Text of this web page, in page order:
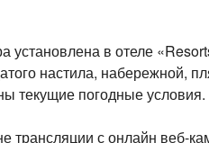
установлена в отеле
настила, набережной,
текущие погодные условия.
трансляции с онлайн веб-